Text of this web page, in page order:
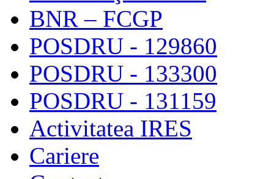
BNR – FCGP
POSDRU - 129860
POSDRU - 133300
POSDRU - 131159
Activitatea IRES
Cariere